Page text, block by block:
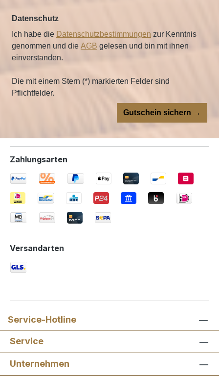
Datenschutz
Ich habe die Datenschutzbestimmungen zur Kenntnis
genommen und die AGB gelesen und bin mit ihnen
einverstanden.
Die mit einem Stern (*) markierten Felder sind
Pflichtfelder.
Gutschein sichern →
Zahlungsarten
Versandarten
Service-Hotline
Service
Unternehmen